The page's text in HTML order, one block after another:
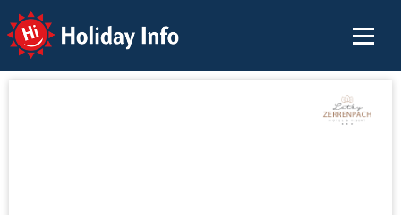
Holiday Info